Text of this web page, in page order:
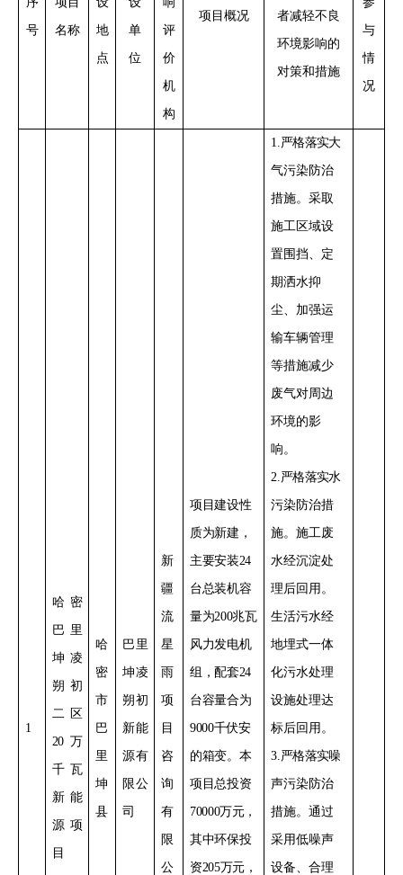
号 名称 地
点
单
位
评
价
机
构
项目概况 者减轻不良
环境影响的
对策和措施
与
情
况
1
哈密
巴里
坤凌
朔初
二区
20万
千瓦
新能
源项
目
哈
密
市
巴
里
坤
县
巴里
坤凌
朔初
新能
源有
限公
司
新
疆
流
星
雨
项
目
咨
询
有
限
公
项目建设性
质为新建，
主要安装24
台总装机容
量为200兆瓦
风力发电机
组，配套24
台容量合为
9000千伏安
的箱变。本
项目总投资
70000万元，
其中环保投
资205万元，
1.严格落实大
气污染防治
措施。采取
施工区域设
置围挡、定
期洒水抑
尘、加强运
输车辆管理
等措施减少
废气对周边
环境的影
响。
2.严格落实水
污染防治措
施。施工废
水经沉淀处
理后回用。
生活污水经
地埋式一体
化污水处理
设施处理达
标后回用。
3.严格落实噪
声污染防治
措施。通过
采用低噪声
设备、合理